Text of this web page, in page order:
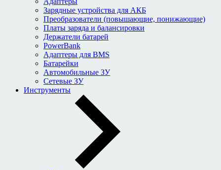
Зарядные устройства для АКБ
Преобразователи (повышающие, понижающие)
Платы заряда и балансировки
Держатели батарей
PowerBank
Адаптеры для BMS
Батарейки
Автомобильные ЗУ
Сетевые ЗУ
Инструменты